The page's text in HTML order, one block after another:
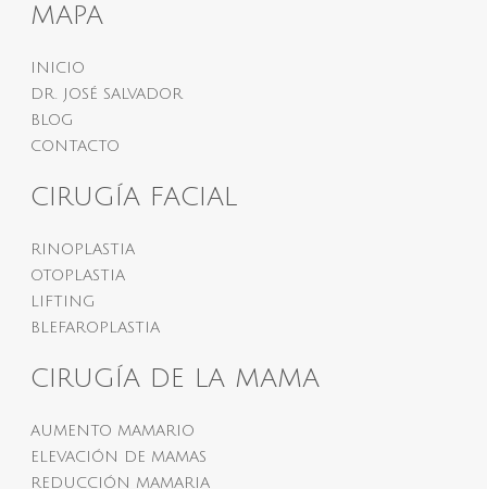
MAPA
INICIO
DR. JOSÉ SALVADOR
BLOG
CONTACTO
CIRUGÍA FACIAL
RINOPLASTIA
OTOPLASTIA
LIFTING
BLEFAROPLASTIA
CIRUGÍA DE LA MAMA
AUMENTO MAMARIO
ELEVACIÓN DE MAMAS
REDUCCIÓN MAMARIA